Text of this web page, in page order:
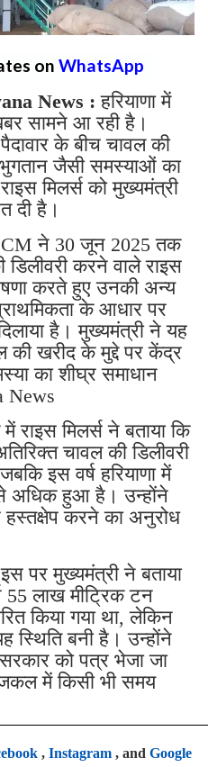
on WhatsApp
News : हरियाणा में
सामने आ रही है।
पैदावार के बीच चावल की
जैसी समस्याओं का
मिलर्स को मुख्यमंत्री
दी है।
CM ने 30 जून 2025 तक
डिलीवरी करने वाले राइस
करते हुए उनकी अन्य
के आधार पर
है। मुख्यमंत्री ने यह
की खरीद के मुद्दे पर केंद्र
का शीघ्र समाधान
News
राइस मिलर्स ने बताया कि
चावल की डिलीवरी
इस वर्ष हरियाणा में
अधिक हुआ है। उन्होंने
करने का अनुरोध
पर मुख्यमंत्री ने बताया
55 लाख मीट्रिक टन
किया गया था, लेकिन
स्थिति बनी है। उन्होंने
को पत्र भेजा जा
में किसी भी समय
, Instagram, and Google